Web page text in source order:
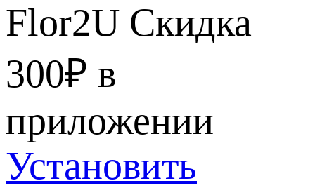
Flor2U Скидка
300₽ в
приложении
Установить